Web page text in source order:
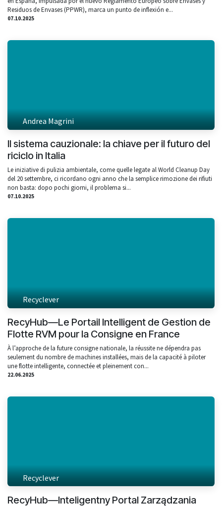
Residuos de Envases (PPWR), marca un punto de inflexión e...
07.10.2025
Andrea Magrini
Il sistema cauzionale: la chiave per il futuro del
riciclo in Italia
Le iniziative di pulizia ambientale, come quelle legate al World Cleanup Day
del 20 settembre, ci ricordano ogni anno che la semplice rimozione dei rifiuti
non basta: dopo pochi giorni, il problema si...
07.10.2025
Recyclever
RecyHub—Le Portail Intelligent de Gestion de
Flotte RVM pour la Consigne en France
À l’approche de la future consigne nationale, la réussite ne dépendra pas
seulement du nombre de machines installées, mais de la capacité à piloter
une flotte intelligente, connectée et pleinement con...
22.06.2025
Recyclever
RecyHub—Inteligentny Portal Zarządzania